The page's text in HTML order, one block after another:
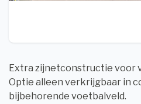
Extra zijnetconstructie voor
Optie alleen verkrijgbaar in
bijbehorende voetbalveld.